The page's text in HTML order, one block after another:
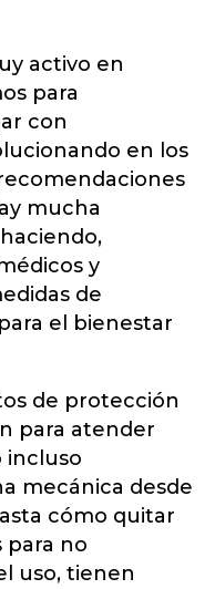
activo en
para
con
en los
mucha
y
de
el bienestar
de protección
para atender
incluso
mecánica desde
cómo quitar
para no
uso, tienen